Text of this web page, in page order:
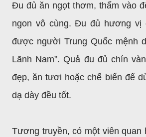
Đu đủ ăn ngọt thơm, thấm vào
ngon vô cùng. Ðu đủ hương vị
được người Trung Quốc mệnh
Lãnh Nam”. Quả đu đủ chín
đẹp, ăn tươi hoặc chế biến để
dạ dày đều tốt.
Tương truyền, có một viên quan